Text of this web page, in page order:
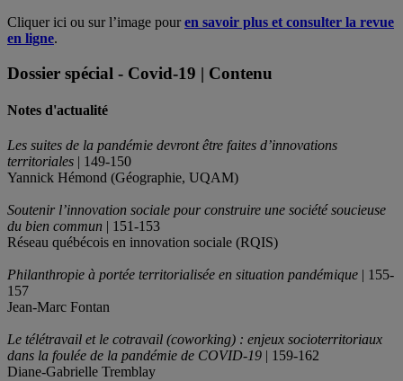
Cliquer ici ou sur l’image pouren savoir plus et consulter la revue
en ligne.
Dossier spécial - Covid-19 | Contenu
Notes d'actualité
Les suites de la pandémie devront être faites d’innovations
territoriales | 149-150
Yannick Hémond (Géographie, UQAM)
Soutenir l’innovation sociale pour construire une société soucieuse
du bien commun | 151-153
Réseau québécois en innovation sociale (RQIS)
Philanthropie à portée territorialisée en situation pandémique | 155-
157
Jean-Marc Fontan
Le télétravail et le cotravail (coworking) : enjeux socioterritoriaux
dans la foulée de la pandémie de COVID-19 | 159-162
Diane-Gabrielle Tremblay